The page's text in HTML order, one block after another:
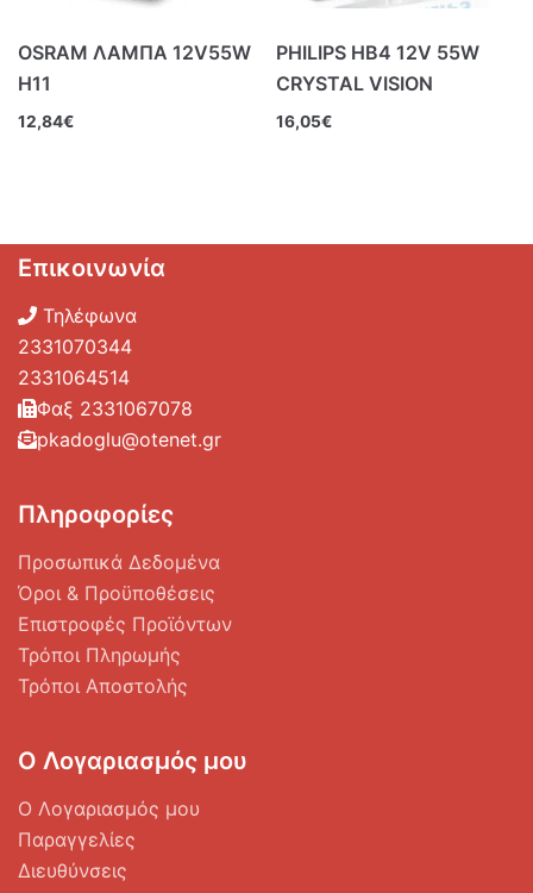
OSRAM ΛΑΜΠΑ 12V55W
Η11
12,84€
PHILIPS HB4 12V 55W
CRYSTAL VISION
16,05€
Επικοινωνία
Τηλέφωνα
2331070344
2331064514
Φαξ 2331067078
pkadoglu@otenet.gr
Πληροφορίες
Προσωπικά Δεδομένα
Όροι & Προϋποθέσεις
Επιστροφές Προϊόντων
Τρόποι Πληρωμής
Τρόποι Αποστολής
Ο Λογαριασμός μου
Ο Λογαριασμός μου
Παραγγελίες
Διευθύνσεις